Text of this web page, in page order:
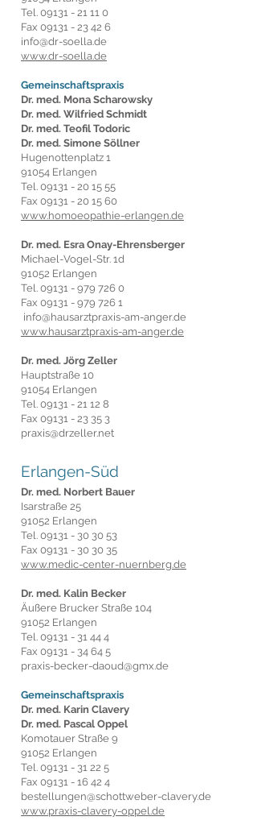
Tel. 09131 - 21 11 0
Fax 09131 - 23 42 6
info@dr-soella.de
www.dr-soella.de
Gemeinschaftspraxis
Dr. med. Mona Scharowsky
Dr. med. Wilfried Schmidt
Dr. med. Teofil Todoric
Dr. med. Simone Söllner
Hugenottenplatz 1
91054 Erlangen
Tel. 09131 - 20 15 55
Fax 09131 - 20 15 60
www.homoeopathie-erlangen.de
Dr. med. Esra Onay-Ehrensberger
Michael-Vogel-Str. 1d
91052 Erlangen
Tel. 09131 - 979 726 0
Fax 09131 - 979 726 1
info@hausarztpraxis-am-anger.de
www.hausarztpraxis-am-anger.de
Dr. med. Jörg Zeller
Hauptstraße 10
91054 Erlangen
Tel. 09131 - 21 12 8
Fax 09131 - 23 35 3
praxis@drzeller.net
Erlangen-Süd
Dr. med. Norbert Bauer
Isarstraße 25
91052 Erlangen
Tel. 09131 - 30 30 53
Fax 09131 - 30 30 35
www.medic-center-nuernberg.de
Dr. med. Kalin Becker
Äußere Brucker Straße 104
91052 Erlangen
Tel. 09131 - 31 44 4
Fax 09131 - 34 64 5
praxis-becker-daoud@gmx.de
Gemeinschaftspraxis
Dr. med. Karin Clavery
Dr. med. Pascal Oppel
Komotauer Straße 9
91052 Erlangen
Tel. 09131 - 31 22 5
Fax 09131 - 16 42 4
bestellungen@schottweber-clavery.de
www.praxis-clavery-oppel.de